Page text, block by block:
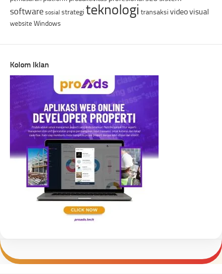
software sosial strategi teknologi transaksi videovisual
website Windows
Kolom Iklan